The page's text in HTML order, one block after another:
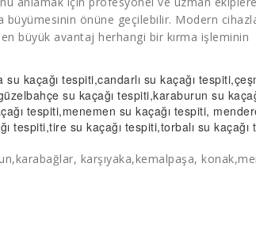
önüne geçilebilir. Modern
büyük avantaj herhangi bir kırma işleminin
su kaçağı tespiti,candarlı su kaçağı tespiti
su kaçağı tespiti,karaburun su
tespiti,menemen su kaçağı tespiti,
tespiti,tire su kaçağı tespiti,torbalı su kaçağı
karşıyaka,kemalpaşa,